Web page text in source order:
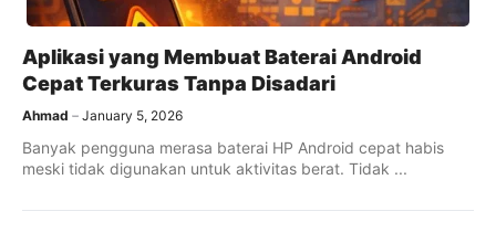
Aplikasi yang Membuat Baterai Android
Cepat Terkuras Tanpa Disadari
Ahmad January 5, 2026
Banyak pengguna merasa baterai HP Android cepat habis
meski tidak digunakan untuk aktivitas berat. Tidak ...